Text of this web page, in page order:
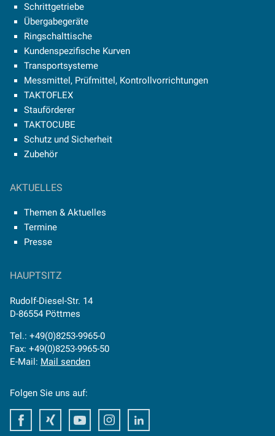
Schrittgetriebe
Übergabegeräte
Ringschalttische
Kundenspezifische Kurven
Transportsysteme
Messmittel, Prüfmittel, Kontrollvorrichtungen
TAKTOFLEX
Stauförderer
TAKTOCUBE
Schutz und Sicherheit
Zubehör
AKTUELLES
Themen & Aktuelles
Termine
Presse
HAUPTSITZ
Rudolf-Diesel-Str. 14
D-86554 Pöttmes
Tel.: +49(0)8253-9965-0
Fax: +49(0)8253-9965-50
E-Mail: Mail senden
Folgen Sie uns auf:
FacebookXing Youtube Instagram